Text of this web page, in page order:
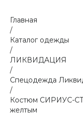
Главная
/
Каталог одежды
/
ЛИКВИДАЦИЯ
/
Спецодежда
/
Костюм СИРИУС-
желтым